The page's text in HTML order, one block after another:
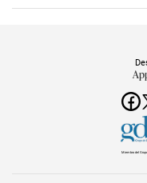
Miembro del